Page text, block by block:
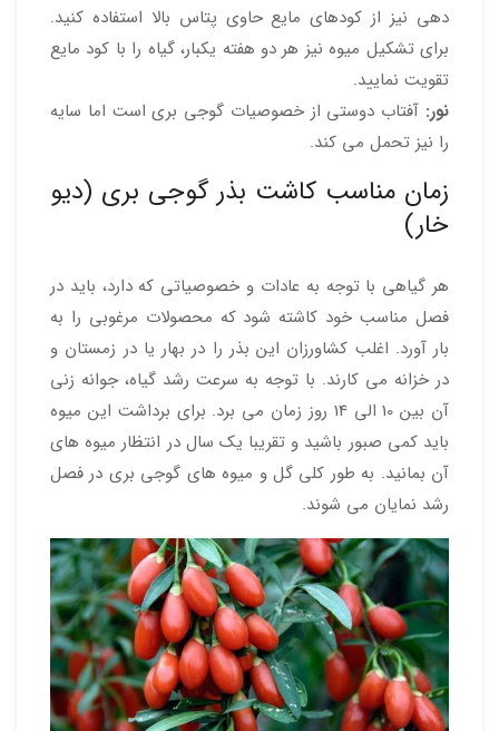
دهی نیز از کودهای مایع حاوی پتاس بالا استفاده کنید.
برای تشکیل میوه نیز هر دو هفته یکبار، گیاه را با کود مایع
تقویت نمایید.
نور: آفتاب دوستی از خصوصیات گوجی بری است اما سایه
را نیز تحمل می کند.
زمان مناسب کاشت بذر گوجی بری (دیو
خار)
هر گیاهی با توجه به عادات و خصوصیاتی که دارد، باید در
فصل مناسب خود کاشته شود که محصولات مرغوبی را به
بار آورد. اغلب کشاورزان این بذر را در بهار یا در زمستان و
در خزانه می کارند. با توجه به سرعت رشد گیاه، جوانه زنی
آن بین 10 الی 14 روز زمان می برد. برای برداشت این میوه
باید کمی صبور باشید و تقریبا یک سال در انتظار میوه های
آن بمانید. به طور کلی گل و میوه های گوجی بری در فصل
رشد نمایان می شوند.